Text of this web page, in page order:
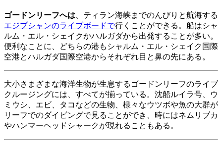
ゴードンリーフへは 、ティラン海峡までのんびりと航海する
エジプシャンのライブボードで行くことができる。船はシャ
ルム・エル・シェイクかハルガダから出発することが多い。
便利なことに、どちらの港もシャルム・エル・シェイク国際
空港とハルガダ国際空港からそれぞれ目と鼻の先にある。
大小さまざまな海洋生物が生息するゴードンリーフのライブ
クルージングには、すべてが揃っている。沈船ルイラ号、ウ
ミウシ、エビ、タコなどの生物、様々なウツボや魚の大群が
リーフでのダイビングで見ることができ、時にはネムリブカ
やハンマーヘッドシャークが現れることもある。